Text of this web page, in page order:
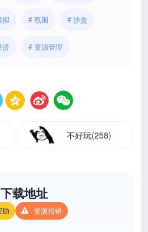
拟 # 氛围 # 沙盒
济 # 资源管理
不好玩(258)
下载地址
助 资源报错